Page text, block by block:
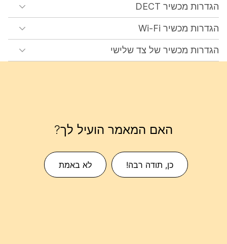
הגדרות מכשיר DECT
הגדרות מכשיר Wi-Fi
הגדרות מכשיר של צד שלישי
האם המאמר הועיל לך?
כן, תודה רבה! לא באמת